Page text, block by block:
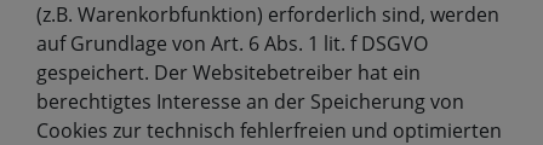
(z.B. Warenkorbfunktion) erforderlich sind, werden
auf Grundlage von Art. 6 Abs. 1 lit. f DSGVO
gespeichert. Der Websitebetreiber hat ein
berechtigtes Interesse an der Speicherung von
Cookies zur technisch fehlerfreien und optimierten